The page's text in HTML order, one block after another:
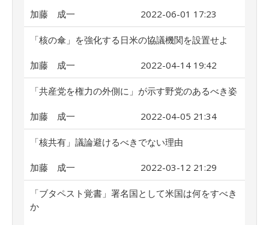
加藤 成一 2022-06-01 17:23
「核の傘」を強化する日米の協議機関を設置せよ
加藤 成一 2022-04-14 19:42
「共産党を権力の外側に」が示す野党のあるべき姿
加藤 成一 2022-04-05 21:34
「核共有」議論避けるべきでない理由
加藤 成一 2022-03-12 21:29
「ブタペスト覚書」署名国として米国は何をすべき
か